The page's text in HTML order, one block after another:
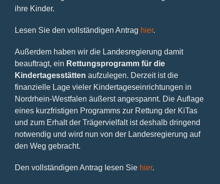
ihre Kinder.
Lesen Sie den vollständigen Antrag hier.
Außerdem haben wir die Landesregierung damit
beauftragt, ein Rettungsprogramm für die
Kindertagesstätten aufzulegen. Derzeit ist die
finanzielle Lage vieler Kindertageseinrichtungen in
Nordrhein-Westfalen äußerst angespannt. Die Auflage
eines kurzfristigen Programms zur Rettung der KiTas
und zum Erhalt der Trägervielfalt ist deshalb dringend
notwendig und wird nun von der Landesregierung auf
den Weg gebracht.
Den vollständigen Antrag lesen Sie hier.